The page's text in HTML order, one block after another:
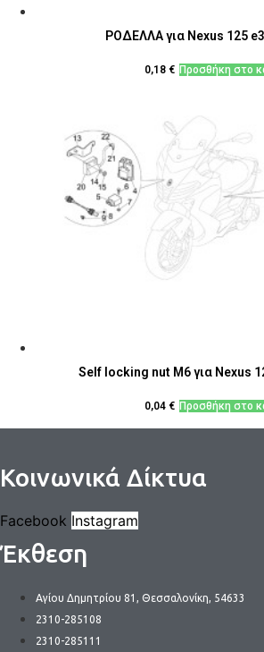
ΡΟΔΕΛΛΑ για Nexus 125
0,18 € Προσθήκη στο
Self locking nut M6 για Nexus
0,04 € Προσθήκη στο
Κοινωνικά Δίκτυα
Facebook Instagram
Έκθεση
Αγίου Δημητρίου 81, Θεσσαλονίκη, 54633
2310-285108
2310-285111